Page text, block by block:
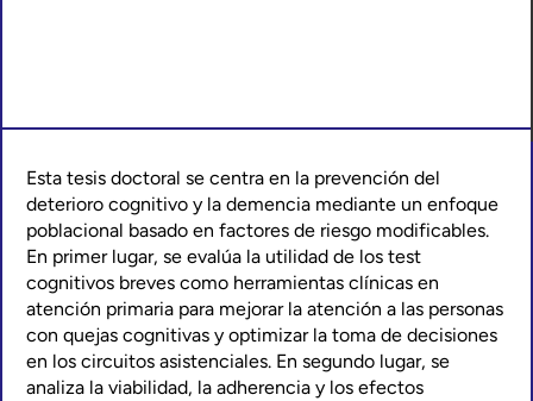
Esta tesis doctoral se centra en la prevención del
deterioro cognitivo y la demencia mediante un enfoque
poblacional basado en factores de riesgo modificables.
En primer lugar, se evalúa la utilidad de los test
cognitivos breves como herramientas clínicas en
atención primaria para mejorar la atención a las personas
con quejas cognitivas y optimizar la toma de decisiones
en los circuitos asistenciales. En segundo lugar, se
analiza la viabilidad, la adherencia y los efectos